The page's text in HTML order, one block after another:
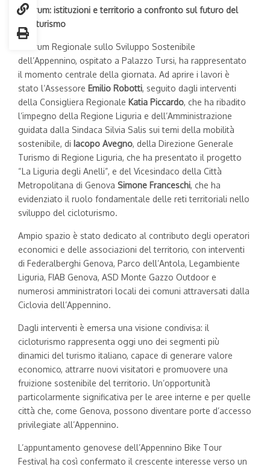
Il Forum: istituzioni e territorio a confronto sul futuro del
cicloturismo
Il Forum Regionale sullo Sviluppo Sostenibile
dell’Appennino, ospitato a Palazzo Tursi, ha rappresentato
il momento centrale della giornata. Ad aprire i lavori è
stato l’Assessore Emilio Robotti, seguito dagli interventi
della Consigliera Regionale Katia Piccardo, che ha ribadito
l’impegno della Regione Liguria e dell’Amministrazione
guidata dalla Sindaca Silvia Salis sui temi della mobilità
sostenibile, di Iacopo Avegno, della Direzione Generale
Turismo di Regione Liguria, che ha presentato il progetto
“La Liguria degli Anelli”, e del Vicesindaco della Città
Metropolitana di Genova Simone Franceschi, che ha
evidenziato il ruolo fondamentale delle reti territoriali nello
sviluppo del cicloturismo.
Ampio spazio è stato dedicato al contributo degli operatori
economici e delle associazioni del territorio, con interventi
di Federalberghi Genova, Parco dell’Antola, Legambiente
Liguria, FIAB Genova, ASD Monte Gazzo Outdoor e
numerosi amministratori locali dei comuni attraversati dalla
Ciclovia dell’Appennino.
Dagli interventi è emersa una visione condivisa: il
cicloturismo rappresenta oggi uno dei segmenti più
dinamici del turismo italiano, capace di generare valore
economico, attrarre nuovi visitatori e promuovere una
fruizione sostenibile del territorio. Un’opportunità
particolarmente significativa per le aree interne e per quelle
città che, come Genova, possono diventare porte d’accesso
privilegiate all’Appennino.
L’appuntamento genovese dell’Appennino Bike Tour
Festival ha così confermato il crescente interesse verso un